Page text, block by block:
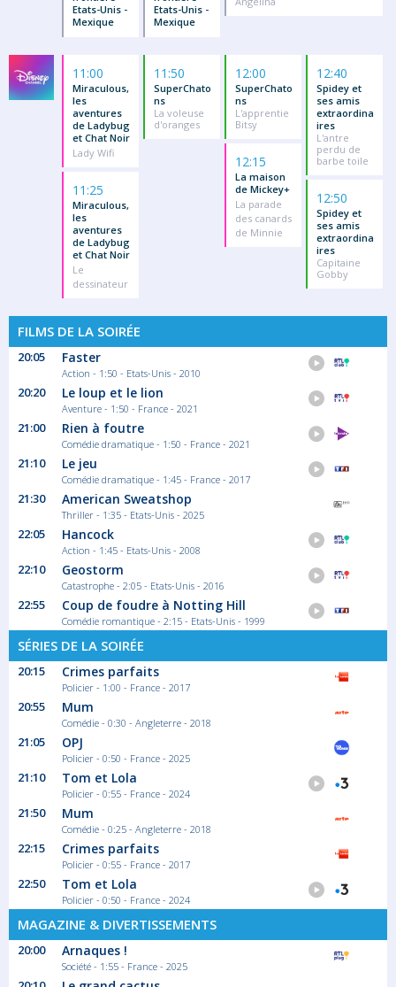
Etats-Unis -
Mexique
Etats-Unis -
Mexique
11:00
Miraculous,
les
aventures
de Ladybug
et Chat Noir
Lady Wifi
11:25
Miraculous,
les
aventures
de Ladybug
et Chat Noir
Le
dessinateur
11:50
SuperChato
ns
La voleuse
d'oranges
12:00
SuperChato
ns
L'apprentie
Bitsy
12:15
La maison
de Mickey+
La parade
des canards
de Minnie
12:40
Spidey et
ses amis
extraordina
ires
L'antre
perdu de
barbe toile
12:50
Spidey et
ses amis
extraordina
ires
Capitaine
Gobby
FILMS DE LA SOIRÉE
20:05 Faster
Action - 1:50 - Etats-Unis - 2010
20:20 Le loup et le lion
Aventure - 1:50 - France - 2021
21:00 Rien à foutre
Comédie dramatique - 1:50 - France - 2021
21:10 Le jeu
Comédie dramatique - 1:45 - France - 2017
21:30 American Sweatshop
Thriller - 1:35 - Etats-Unis - 2025
22:05 Hancock
Action - 1:45 - Etats-Unis - 2008
22:10 Geostorm
Catastrophe - 2:05 - Etats-Unis - 2016
22:55 Coup de foudre à Notting Hill
Comédie romantique - 2:15 - Etats-Unis - 1999
SÉRIES DE LA SOIRÉE
20:15 Crimes parfaits
Policier - 1:00 - France - 2017
20:55 Mum
Comédie - 0:30 - Angleterre - 2018
21:05 OPJ
Policier - 0:50 - France - 2025
21:10 Tom et Lola
Policier - 0:55 - France - 2024
21:50 Mum
Comédie - 0:25 - Angleterre - 2018
22:15 Crimes parfaits
Policier - 0:55 - France - 2017
22:50 Tom et Lola
Policier - 0:50 - France - 2024
MAGAZINE & DIVERTISSEMENTS
20:00 Arnaques !
Société - 1:55 - France - 2025